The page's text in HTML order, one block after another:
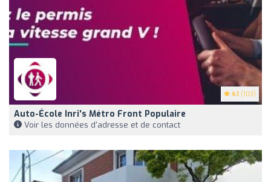
4.1 (103)
Auto-École Inri's Métro Front Populaire
Voir les données d'adresse et de contact